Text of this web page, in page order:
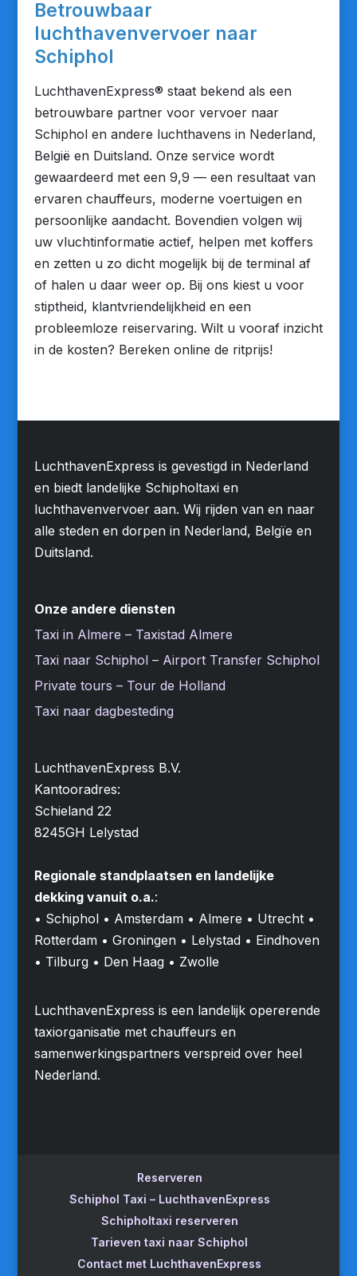
Betrouwbaar
luchthavenvervoer naar
Schiphol
LuchthavenExpress® staat bekend als een
betrouwbare partner voor vervoer naar
Schiphol en andere luchthavens in Nederland,
België en Duitsland. Onze service wordt
gewaardeerd met een 9,9 — een resultaat van
ervaren chauffeurs, moderne voertuigen en
persoonlijke aandacht. Bovendien volgen wij
uw vluchtinformatie actief, helpen met koffers
en zetten u zo dicht mogelijk bij de terminal af
of halen u daar weer op. Bij ons kiest u voor
stiptheid, klantvriendelijkheid en een
probleemloze reiservaring. Wilt u vooraf inzicht
in de kosten? Bereken online de ritprijs!
LuchthavenExpress is gevestigd in Nederland
en biedt landelijke Schipholtaxi en
luchthavenvervoer aan. Wij rijden van en naar
alle steden en dorpen in Nederland, Belgïe en
Duitsland.
Onze andere diensten
Taxi in Almere – Taxistad Almere
Taxi naar Schiphol – Airport Transfer Schiphol
Private tours – Tour de Holland
Taxi naar dagbesteding
LuchthavenExpress B.V.
Kantooradres:
Schieland 22
8245GH Lelystad
Regionale standplaatsen en landelijke
dekking vanuit o.a.:
• Schiphol • Amsterdam • Almere • Utrecht •
Rotterdam • Groningen • Lelystad • Eindhoven
• Tilburg • Den Haag • Zwolle
LuchthavenExpress is een landelijk opererende
taxiorganisatie met chauffeurs en
samenwerkingspartners verspreid over heel
Nederland.
Reserveren
Schiphol Taxi – LuchthavenExpress
Schipholtaxi reserveren
Tarieven taxi naar Schiphol
Contact met LuchthavenExpress